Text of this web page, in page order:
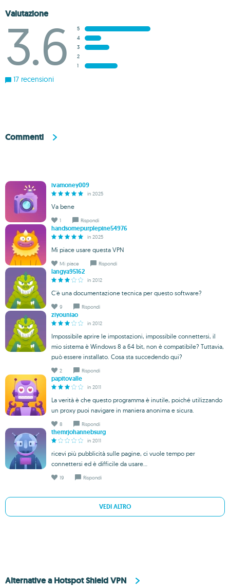
Valutazione
3.6
5
4
3
2
1
17 recensioni
Commenti
ivamoney009
in 2025
Va bene
1 Rispondi
handsomepurplepine54976
in 2025
Mi piace usare questa VPN
Mi piace Rispondi
langya95162
in 2012
C'è una documentazione tecnica per questo software?
9 Rispondi
ziyouniao
in 2012
Impossibile aprire le impostazioni, impossibile connettersi, il
mio sistema è Windows 8 a 64 bit, non è compatibile? Tuttavia,
può essere installato. Cosa sta succedendo qui?
2 Rispondi
papitovalle
in 2011
La verità è che questo programma è inutile, poiché utilizzando
un proxy puoi navigare in maniera anonima e sicura.
8 Rispondi
themrjohannebsurg
in 2011
ricevi più pubblicità sulle pagine, ci vuole tempo per
connettersi ed è difficile da usare...
19 Rispondi
VEDI ALTRO
Alternative a Hotspot Shield VPN